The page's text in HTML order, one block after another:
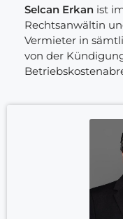
Selcan Erkan ist
Rechtsanwältin
Vermieter in
von der